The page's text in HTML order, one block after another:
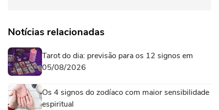
Notícias relacionadas
Tarot do dia: previsão para os 12 signos em
05/08/2026
Os 4 signos do zodíaco com maior sensibilidade
espiritual